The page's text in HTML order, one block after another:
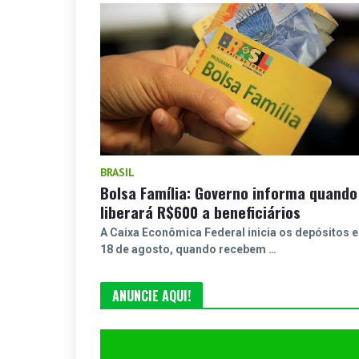
BRASIL
Bolsa Família: Governo informa quando
liberará R$600 a beneficiários
A Caixa Econômica Federal inicia os depósitos
18 de agosto, quando recebem …
ANUNCIE AQUI!